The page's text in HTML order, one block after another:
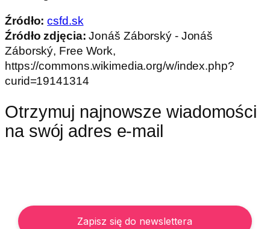
Źródło: csfd.sk
Źródło zdjęcia: Jonáš Záborský - Jonáš
Záborský, Free Work,
https://commons.wikimedia.org/w/index.php?
curid=19141314
Otrzymuj najnowsze wiadomości
na swój adres e-mail